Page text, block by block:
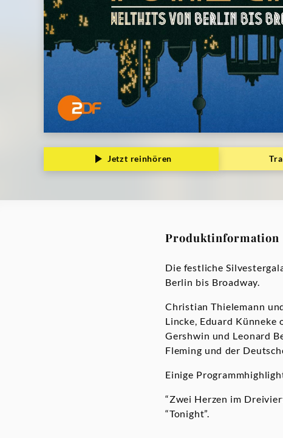
Jetzt reinhören
Produktinformation
Die festliche
Berlin bis Broadway.
Christian Thielemann
Lincke, Eduard Künneke
Gershwin und Leonard
Fleming und der
Einige
“Zwei Herzen im
“Tonight”.